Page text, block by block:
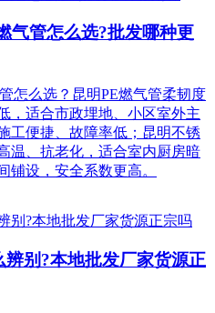
气管怎么选?批发哪种更
怎么选？昆明PE燃气管柔韧度
，适合市政埋地、小区室外主
工便捷、故障率低；昆明不锈
温、抗老化，适合室内厨房暗
铺设，安全系数更高。
别?本地批发厂家货源正